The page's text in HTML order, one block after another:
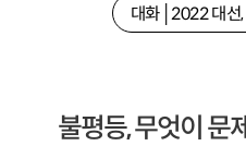
대화│2022 대선
불평등, 무엇이 문